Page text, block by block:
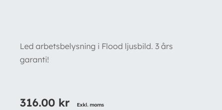
Led arbetsbelysning i Flood ljusbild. 3 års
garanti!
316.00 kr Exkl. moms